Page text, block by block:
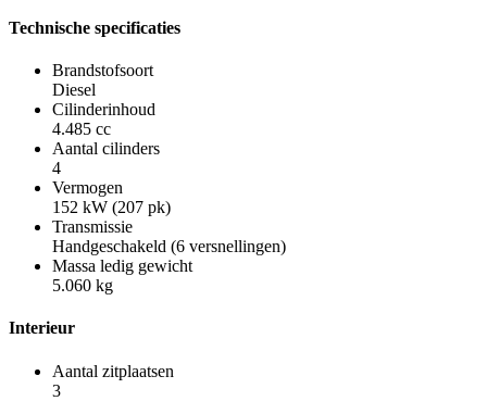
Technische specificaties
Brandstofsoort
Diesel
Cilinderinhoud
4.485 cc
Aantal cilinders
4
Vermogen
152 kW (207 pk)
Transmissie
Handgeschakeld (6 versnellingen)
Massa ledig gewicht
5.060 kg
Interieur
Aantal zitplaatsen
3